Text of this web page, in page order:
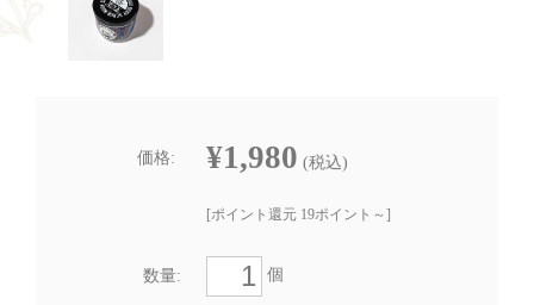
価格: ¥1,980 (税込)
[ポイント還元 19ポイント～]
数量: 個